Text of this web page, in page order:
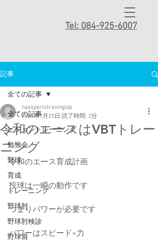
Tel: 084-925-6007
記事
全ての記事
ビジョントレーニング
勉強会
野球
育成
トレーニング
野球肘
野球肘検診
野球肩
全ての記事
令和のエースはVBTトレー
ニング
naosportstraninglab
2021年7月25日 読了時間: 2分
令和のエース育成計画
投球は一瞬の動作です
つまりパワーが必要です
パワーはスピード×力